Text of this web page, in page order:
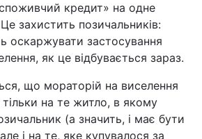
кредит» на одне
захистить позичальників:
оскаржувати застосування
як це відбувається зараз.
що мораторій на виселення
на те житло, в якому
(а значить, і має бути
і на те, яке купувалося за